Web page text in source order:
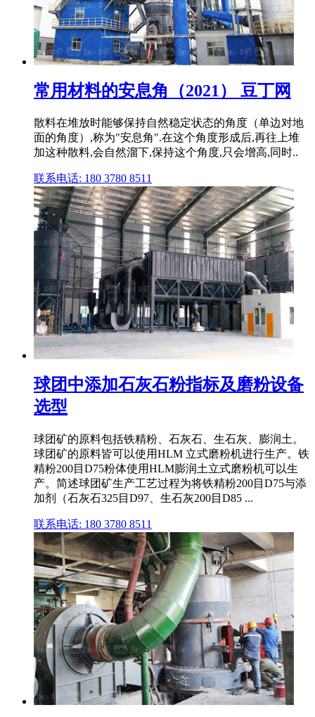
常用材料的安息角（2021） 豆丁网
散料在堆放时能够保持自然稳定状态的角度（单边对地
面的角度）,称为"安息角".在这个角度形成后,再往上堆
加这种散料,会自然溜下,保持这个角度,只会增高,同时..
联系电话: 180 3780 8511
球团中添加石灰石粉指标及磨粉设备
选型
球团矿的原料包括铁精粉、石灰石、生石灰、膨润土。
球团矿的原料皆可以使用HLM 立式磨粉机进行生产。铁
精粉200目D75粉体使用HLM膨润土立式磨粉机可以生
产。简述球团矿生产工艺过程为将铁精粉200目D75与添
加剂（石灰石325目D97、生石灰200目D85 ...
联系电话: 180 3780 8511